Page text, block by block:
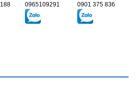
0965109291
0901 375 836